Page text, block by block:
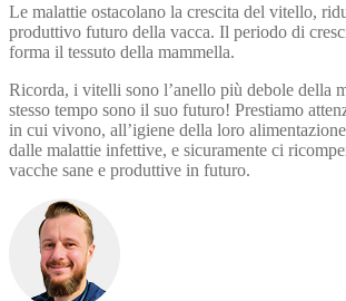
Le malattie ostacolano la crescita del vitello,
produttivo futuro della vacca. Il periodo di
forma il tessuto della mammella.
Ricorda, i vitelli sono l’anello più debole della
stesso tempo sono il suo futuro! Prestiamo
in cui vivono, all’igiene della loro
dalle malattie infettive, e sicuramente ci
vacche sane e produttive in futuro.